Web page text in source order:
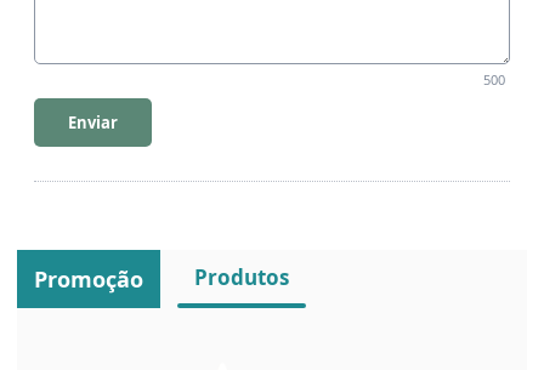
500
Enviar
Promoção Produtos